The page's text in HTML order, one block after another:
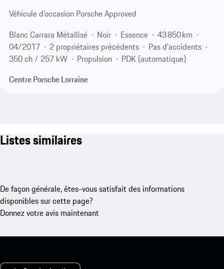
Véhicule d’occasion Porsche Approved
Blanc Carrara Métallisé
Noir Essence
43 850 km
04/2017
2 propriétaires précédents
Pas d'accidents
350 ch / 257 kW
Propulsion
PDK (automatique)
Centre Porsche Lorraine
Listes similaires
De façon générale, êtes-vous satisfait des informations
disponibles sur cette page?
Donnez votre avis maintenant